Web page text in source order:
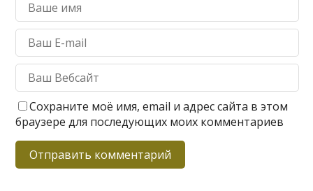
Сохраните моё имя, email и адрес сайта в этом
браузере для последующих моих комментариев